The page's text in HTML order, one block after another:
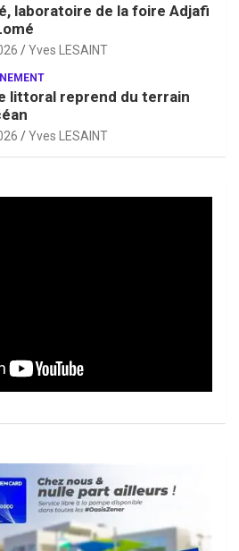
laboratoire de la foire Adjafi
Yves LESAINT
littoral reprend du terrain
Yves LESAINT